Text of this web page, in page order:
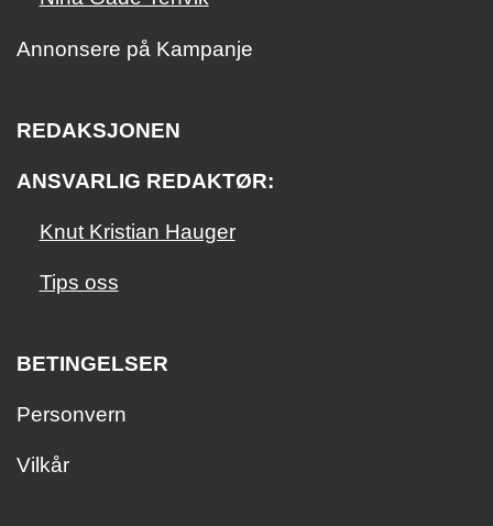
Annonsere på Kampanje
REDAKSJONEN
ANSVARLIG REDAKTØR:
Knut Kristian Hauger
Tips oss
BETINGELSER
Personvern
Vilkår